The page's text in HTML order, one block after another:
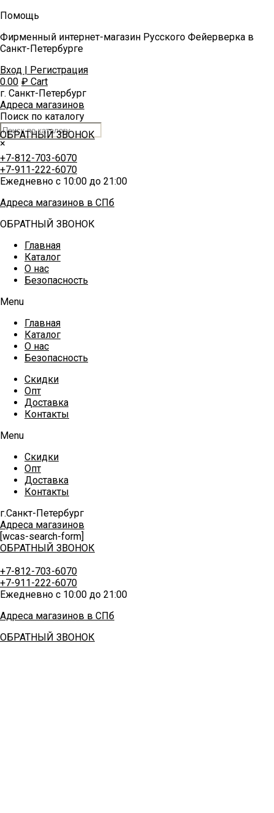
Помощь
Фирменный интернет-магазин Русского Фейерверка в
Санкт-Петербурге
Вход | Регистрация
0.00 ₽ Cart
г. Санкт-Петербург
Адреса магазинов
Поиск по каталогу
×
ОБРАТНЫЙ ЗВОНОК
+7-812-703-6070
+7-911-222-6070
Ежедневно с 10:00 до 21:00
Адреса магазинов в СПб
ОБРАТНЫЙ ЗВОНОК
Главная
Каталог
О нас
Безопасность
Menu
Главная
Каталог
О нас
Безопасность
Скидки
Опт
Доставка
Контакты
Menu
Скидки
Опт
Доставка
Контакты
г.Санкт-Петербург
Адреса магазинов
[wcas-search-form]
ОБРАТНЫЙ ЗВОНОК
+7-812-703-6070
+7-911-222-6070
Ежедневно с 10:00 до 21:00
Адреса магазинов в СПб
ОБРАТНЫЙ ЗВОНОК